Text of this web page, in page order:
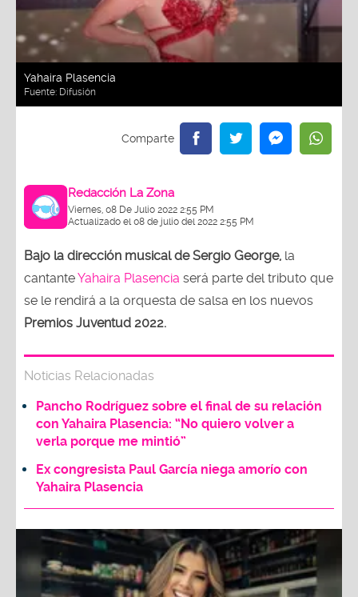
Yahaira Plasencia
Fuente: Difusión
Redacción La Zona
Viernes, 08 De Julio 2022 2:55 PM
Actualizado el 08 de julio del 2022 2:55 PM
Bajo la dirección musical de Sergio George, la
cantanteYahaira Plasencia será parte del tributo que
se le rendirá a la orquesta de salsa en los nuevos
Premios Juventud 2022.
Noticias Relacionadas
Pancho Rodríguez sobre el final de su relación
con Yahaira Plasencia: “No quiero volver a
verla porque me mintió”
Ex congresista Paul García niega amorío con
Yahaira Plasencia